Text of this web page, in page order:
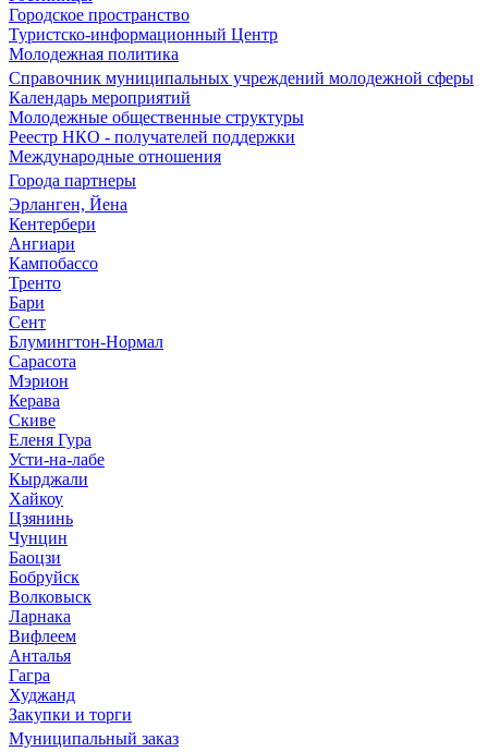
Городское пространство
Туристско-информационный Центр
Молодежная политика
Справочник муниципальных учреждений молодежной сферы
Календарь мероприятий
Молодежные общественные структуры
Реестр НКО - получателей поддержки
Международные отношения
Города партнеры
Эрланген, Йена
Кентербери
Ангиари
Кампобассо
Тренто
Бари
Сент
Блумингтон-Нормал
Сарасота
Мэрион
Керава
Скиве
Еленя Гура
Усти-на-лабе
Кырджали
Хайкоу
Цзянинь
Чунцин
Баоцзи
Бобруйск
Волковыск
Ларнака
Вифлеем
Анталья
Гагра
Худжанд
Закупки и торги
Муниципальный заказ